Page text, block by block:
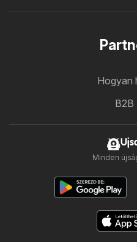
Hogyan
B2B
Minden